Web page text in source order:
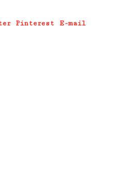
Pinterest E-mail